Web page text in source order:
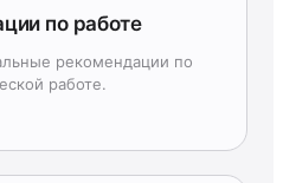
по работе
рекомендации по
работе.